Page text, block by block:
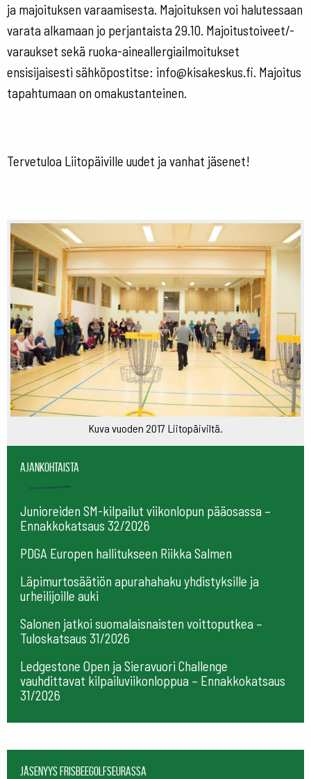
ja majoituksen varaamisesta. Majoituksen voi halutessaan
varata alkamaan jo perjantaista 29.10. Majoitustoiveet/-
varaukset sekä ruoka-aineallergiailmoitukset
ensisijaisesti sähköpostitse: info@kisakeskus.fi. Majoitus
tapahtumaan on omakustanteinen.
Tervetuloa Liitopäiville uudet ja vanhat jäsenet!
Kuva vuoden 2017 Liitopäiviltä.
Ajankohtaista
Junioreiden SM-kilpailut viikonlopun pääosassa –
Ennakkokatsaus 32/2026
PDGA Europen hallitukseen Riikka Salmen
Läpimurtosäätiön apurahahaku yhdistyksille ja
urheilijoille auki
Salonen jatkoi suomalaisnaisten voittoputkea –
Tuloskatsaus 31/2026
Ledgestone Open ja Sieravuori Challenge
vauhdittavat kilpailuviikonloppua – Ennakkokatsaus
31/2026
Jäsenyys frisbeegolfseurassa